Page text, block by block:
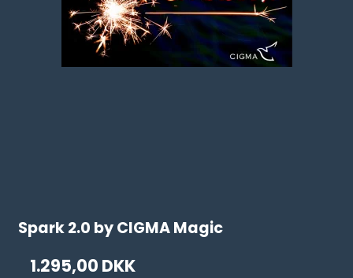
Spark 2.0 by CIGMA Magic
1.295,00 DKK